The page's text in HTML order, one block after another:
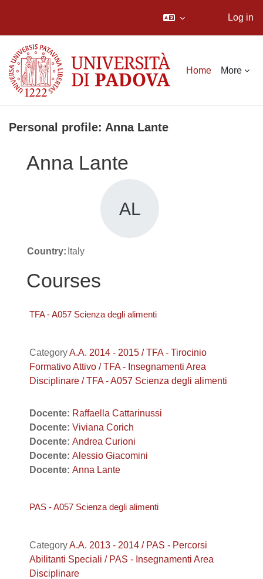
Log in
Home More
Personal profile: Anna Lante
Anna Lante
AL
Country: Italy
Courses
TFA - A057 Scienza degli alimenti
CategoryA.A. 2014 - 2015 / TFA - Tirocinio
Formativo Attivo / TFA - Insegnamenti Area
Disciplinare / TFA - A057 Scienza degli alimenti
Docente: Raffaella Cattarinussi
Docente: Viviana Corich
Docente: Andrea Curioni
Docente: Alessio Giacomini
Docente: Anna Lante
PAS - A057 Scienza degli alimenti
CategoryA.A. 2013 - 2014 / PAS - Percorsi
Abilitanti Speciali / PAS - Insegnamenti Area
Disciplinare